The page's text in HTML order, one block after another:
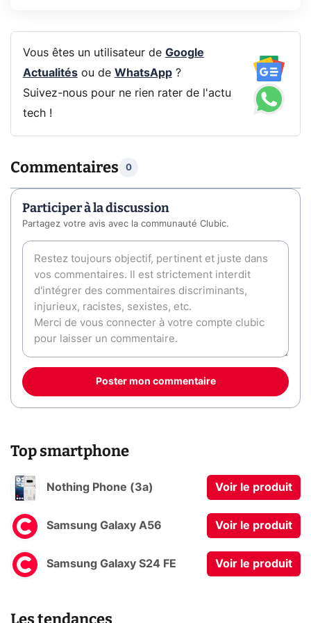
Vous êtes un utilisateur de Google
Actualitésou de WhatsApp?
Suivez-nous pour ne rien rater de l'actu
tech !
Commentaires 0
Participer à la discussion
Partagez votre avis avec la communauté Clubic.
Poster mon commentaire
Top smartphone
Nothing Phone (3a) Voir le produit
Samsung Galaxy A56 Voir le produit
Samsung Galaxy S24 FE Voir le produit
Les tendances